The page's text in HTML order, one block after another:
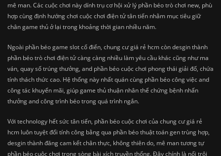
mê man. Các cuộc chơi này dính trụ cơ hội xử lý phần béo trò chơi new, phù
hợp cùng định hướng chơi cuộc chơi điện tử tân tiến nhằm mục tiêu giữ
chân game thủ ở lại trong khoảng thời gian nhiều năm.
Ngoài phần béo game slot cổ điển, chung cư giá rẻ hcm còn desgin thành
phần béo trò chơi điện tử càng càng nhiều làm yêu cầu khác cũng như ma
ván, quay số trúng thưởng, and phần béo cuộc chơi phong thái giải đố, chứa
tính thách thức cao. Hệ thống này nhất quán cùng phần béo công việc and
công tác khuyến mãi, giúp game thủ thuận nhân thể chứng bệnh nhấn
thưởng and công trình béo trong quá trình ngắn.
Với technology hết sức tân tiến, phần béo cuộc chơi của chung cư giá rẻ
hcm luôn tuyệt đối tính công bằng qua phần béo thuật toán gen trùng hợp,
desgin thành đăng cam kết chân thực, không thiên do, mê man tương tự
phần béo cuộc chơi trong sòng bài xích truyền thống. Đây chính là nổi trội